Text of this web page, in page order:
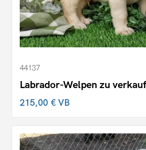
44137
Labrador-Welpen zu
215,00 €VB